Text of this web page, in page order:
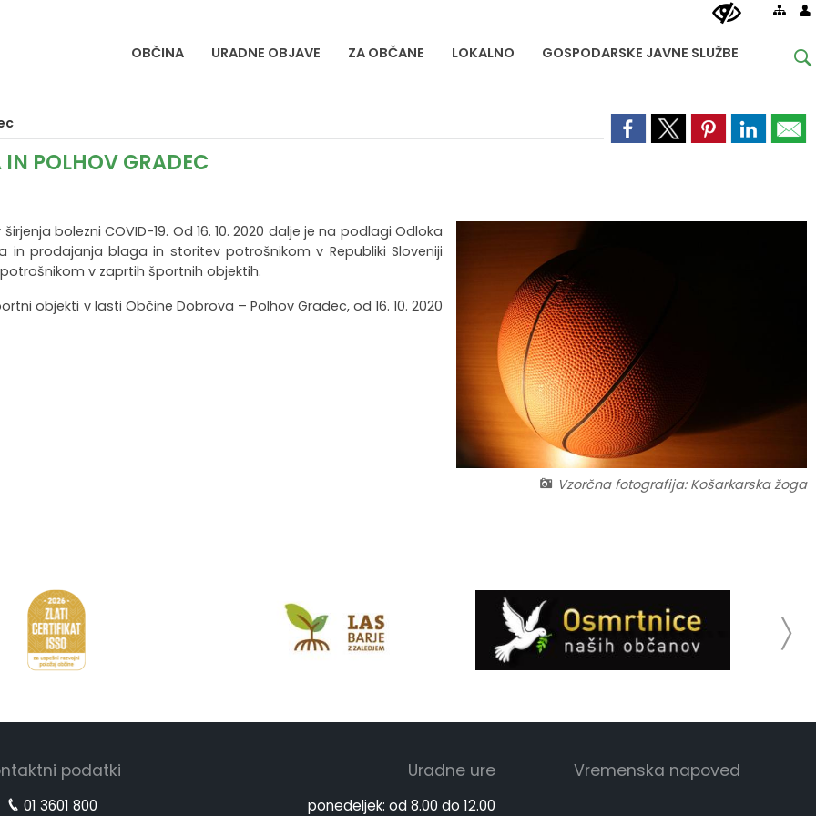
OBČINA URADNE OBJAVE ZA OBČANE LOKALNO GOSPODARSKE JAVNE SLUŽBE
POLHOV GRADEC
Vzorčna fotografija: Košarkarska žoga
bolezni COVID-19. Od 16. 10. 2020 dalje je na podlagi Odloka
prodajanja blaga in storitev potrošnikom v Republiki Sloveniji
v zaprtih športnih objektih.
objekti v lasti Občine Dobrova – Polhov Gradec, od 16. 10. 2020
podatki
01 3601 800
Uradne ure
ponedeljek: od 8.00 do 12.00
Vremenska napoved